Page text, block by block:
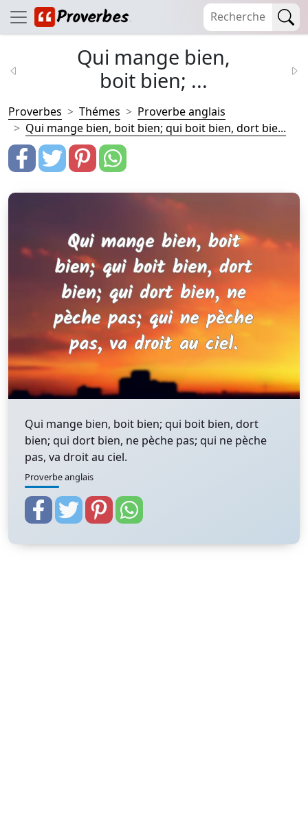
Qui mange bien,
boit bien; ...
Proverbes Thémes
Proverbe anglais
Qui mange bien, boit bien; qui boit bien, dort bie...
Qui mange bien, boit bien; qui boit bien, dort
bien; qui dort bien, ne pèche pas; qui ne pèche
pas, va droit au ciel.
Proverbe anglais